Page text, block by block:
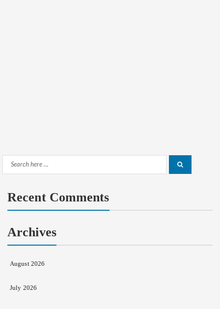
Search
Recent Comments
Archives
August 2026
July 2026